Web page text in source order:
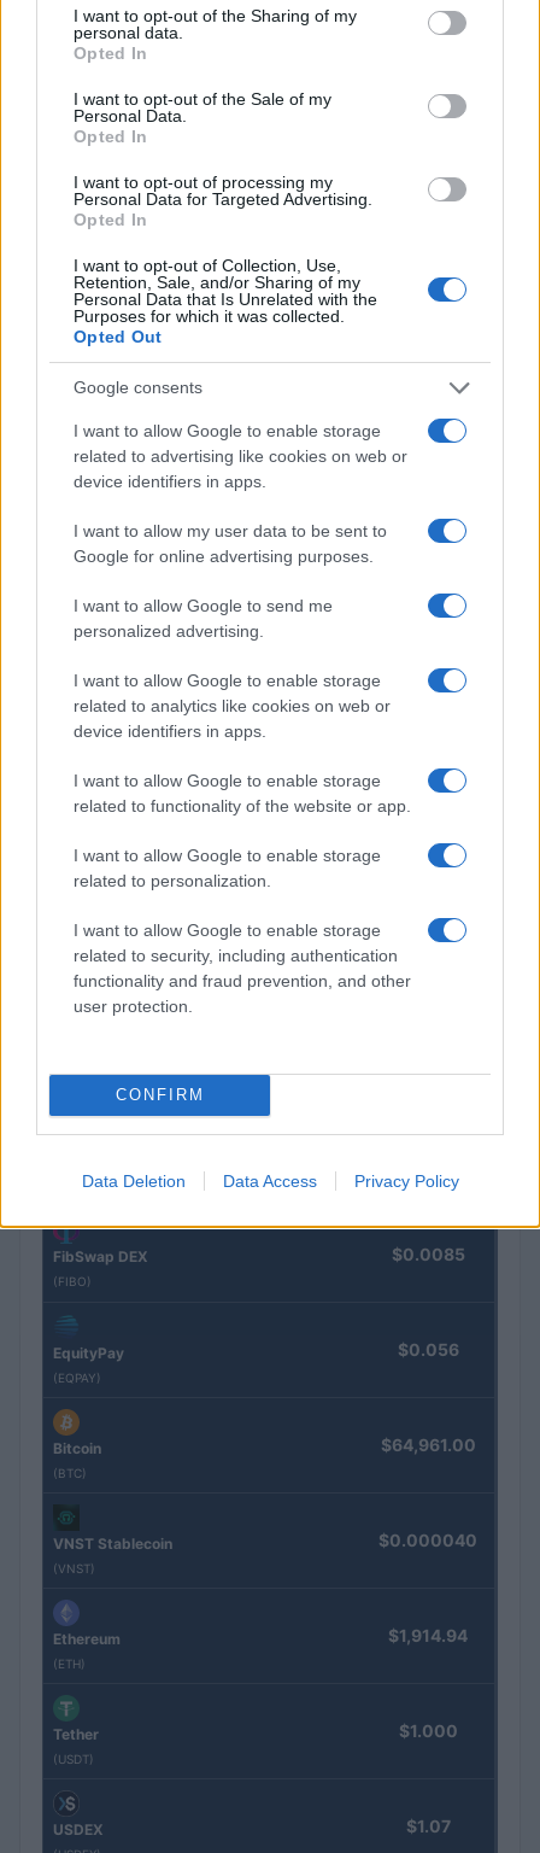
not limited to your visit or usage behaviour. You may click to
grant or deny consent to Google and its third-party tags to
use your data for below specified purposes in below Google
consent section.
I want to opt-out of the Sharing of my
personal data.
Opted In
I want to opt-out of the Sale of my
Personal Data.
Opted In
I want to opt-out of processing my
Personal Data for Targeted Advertising.
Opted In
I want to opt-out of Collection, Use,
Retention, Sale, and/or Sharing of my
Personal Data that Is Unrelated with the
Purposes for which it was collected.
Opted Out
Google consents
I want to allow Google to enable storage
related to advertising like cookies on web or
device identifiers in apps.
I want to allow my user data to be sent to
Google for online advertising purposes.
I want to allow Google to send me
personalized advertising.
I want to allow Google to enable storage
related to analytics like cookies on web or
device identifiers in apps.
I want to allow Google to enable storage
related to functionality of the website or app.
I want to allow Google to enable storage
related to personalization.
I want to allow Google to enable storage
related to security, including authentication
functionality and fraud prevention, and other
user protection.
CONFIRM
Data Deletion Data Access Privacy Policy
LA FINANCE
Découvrez les 11 principes clés des Bogleheads pour investir
intelligemment
Juliette Bernard · 6 Août 2026
LA FINANCE
Investissements records dans l’IA : quand les géants de la tech
verront-ils les bénéfices ?
COTATIONS CRYPTO
Nom
(STINJ)
FibSwap DEX
(FIBO)
$0.0085
EquityPay
(EQPAY)
$0.056
Bitcoin
(BTC)
$64,961.00
VNST Stablecoin
(VNST)
$0.000040
Ethereum
(ETH)
$1,914.94
Tether
(USDT)
$1.000
USDEX $1.07